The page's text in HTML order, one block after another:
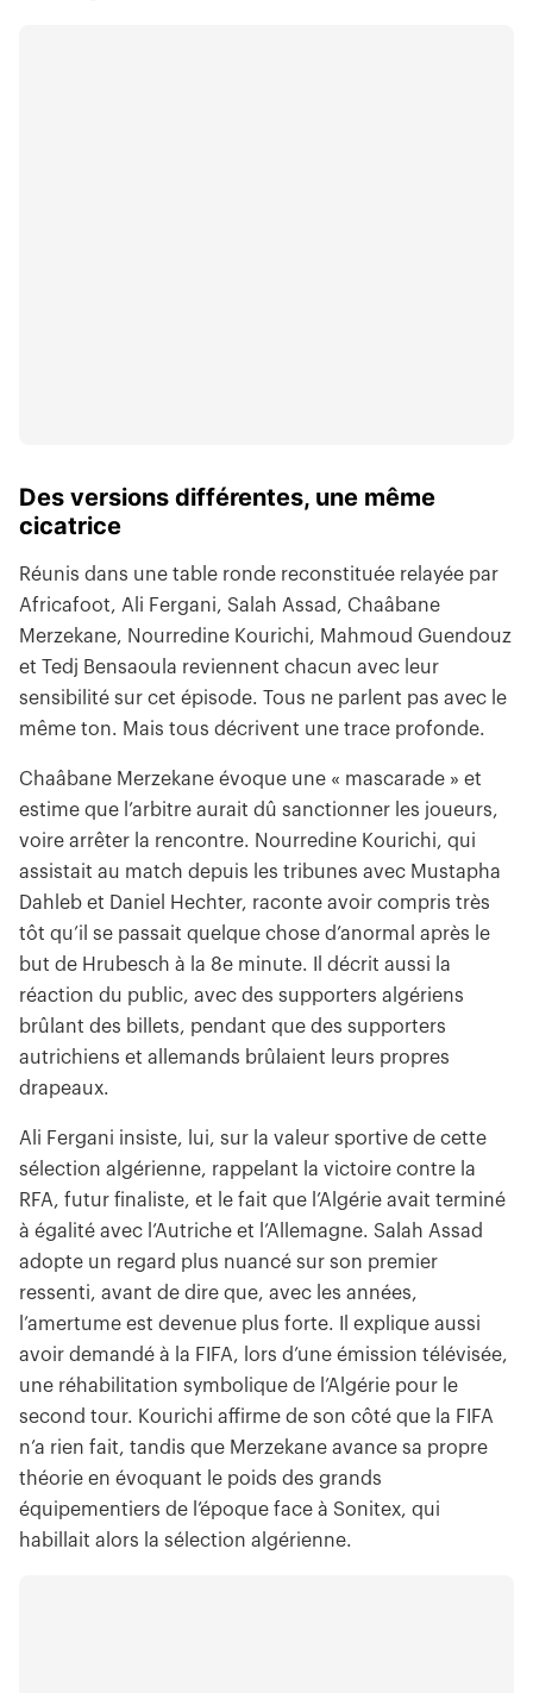
Des versions différentes, une même
cicatrice
Réunis dans une table ronde reconstituée relayée par
Africafoot, Ali Fergani, Salah Assad, Chaâbane
Merzekane, Nourredine Kourichi, Mahmoud Guendouz
et Tedj Bensaoula reviennent chacun avec leur
sensibilité sur cet épisode. Tous ne parlent pas avec le
même ton. Mais tous décrivent une trace profonde.
Chaâbane Merzekane évoque une « mascarade » et
estime que l’arbitre aurait dû sanctionner les joueurs,
voire arrêter la rencontre. Nourredine Kourichi, qui
assistait au match depuis les tribunes avec Mustapha
Dahleb et Daniel Hechter, raconte avoir compris très
tôt qu’il se passait quelque chose d’anormal après le
but de Hrubesch à la 8e minute. Il décrit aussi la
réaction du public, avec des supporters algériens
brûlant des billets, pendant que des supporters
autrichiens et allemands brûlaient leurs propres
drapeaux.
Ali Fergani insiste, lui, sur la valeur sportive de cette
sélection algérienne, rappelant la victoire contre la
RFA, futur finaliste, et le fait que l’Algérie avait terminé
à égalité avec l’Autriche et l’Allemagne. Salah Assad
adopte un regard plus nuancé sur son premier
ressenti, avant de dire que, avec les années,
l’amertume est devenue plus forte. Il explique aussi
avoir demandé à la FIFA, lors d’une émission télévisée,
une réhabilitation symbolique de l’Algérie pour le
second tour. Kourichi affirme de son côté que la FIFA
n’a rien fait, tandis que Merzekane avance sa propre
théorie en évoquant le poids des grands
équipementiers de l’époque face à Sonitex, qui
habillait alors la sélection algérienne.